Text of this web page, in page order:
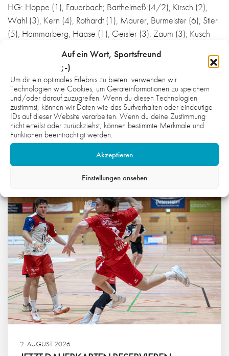
Auf ein Wort, Sportsfreund
;-)
Um dir ein optimales Erlebnis zu bieten, verwenden wir
Technologien wie Cookies, um Geräteinformationen zu speichern
und/oder darauf zuzugreifen. Wenn du diesen Technologien
zustimmst, können wir Daten wie das Surfverhalten oder eindeutige
IDs auf dieser Website verarbeiten. Wenn du deine Zustimmung
nicht erteilst oder zurückziehst, können bestimmte Merkmale und
Funktionen beeinträchtigt werden.
Akzeptieren
Einstellungen ansehen
HG: Hoppe (1), Fauerbach; Barthelmeß (4/2), Kirsch (2),
Wahl (3), Kern (4), Rothardt (1), Maurer, Burmeister (6), Stier
(5), Hammarberg, Haase (1), Geisler (3), Zaum (3), Kusch
WAS DICH NOCH INTERESSIEREN
2. AUGUST 2026